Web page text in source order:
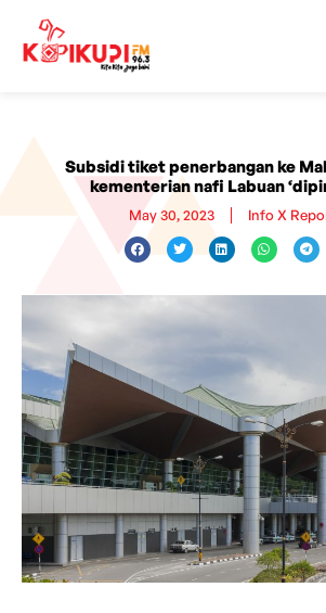
Subsidi tiket penerbangan ke
kementerian nafi Labuan
May 30, 2023 Info X